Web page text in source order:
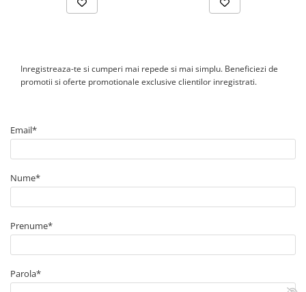
Canal cablu perforat
Doze
Doze aparat
Jgheab metalic perforat
Jgheab tip sarma
Tablou metalic
Tablou organizare santier echipat
Tablou organizare santier necablat
Tub flexibil
Protectie
Inregistreaza-te si cumperi mai repede si mai simplu. Beneficiezi de
promotii si oferte promotionale exclusive clientilor inregistrati.
Email*
Nume*
Prenume*
Parola*